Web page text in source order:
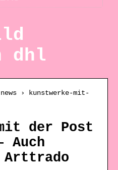
dhl
› kunstwerke-mit-
der Post
Auch
Arttrado